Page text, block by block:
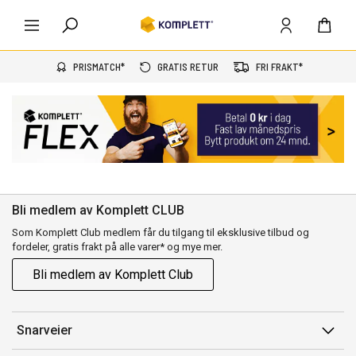
PRISMATCH* GRATIS RETUR FRI FRAKT*
Bli medlem av Komplett CLUB
Som Komplett Club medlem får du tilgang til eksklusive tilbud og
fordeler, gratis frakt på alle varer* og mye mer.
Bli medlem av Komplett Club
Snarveier